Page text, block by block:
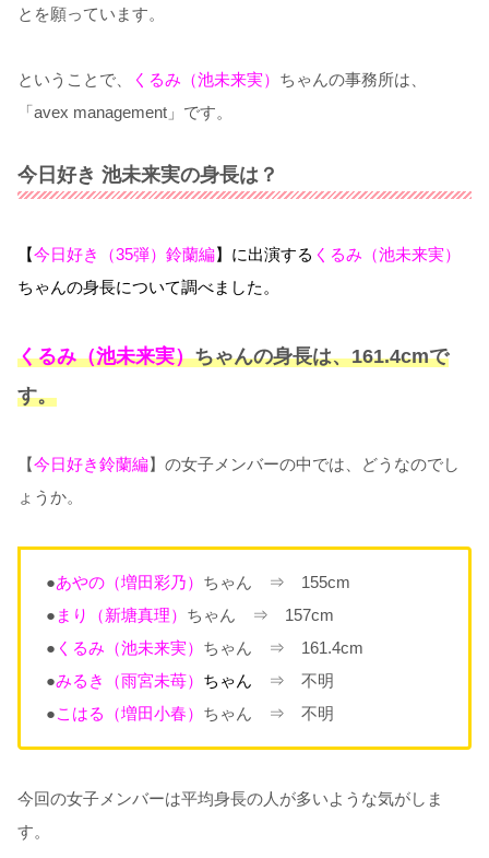
とを願っています。
ということで、 くるみ（池未来実） ちゃんの事務所は、
「avex management」です。
今日好き 池未来実の身長は？
【今日好き（35弾）鈴蘭編】に出演する くるみ（池未来実）
ちゃんの身長について調べました。
くるみ（池未来実）ちゃんの身長は、161.4cmで
す。
【今日好き鈴蘭編】の女子メンバーの中では、どうなのでし
ょうか。
●あやの（増田彩乃） ちゃん ⇒ 155cm
● まり（新塘真理） ちゃん ⇒ 157cm
● くるみ（池未来実） ちゃん ⇒ 161.4cm
●みるき（雨宮未苺） ちゃん ⇒ 不明
●こはる（増田小春） ちゃん ⇒ 不明
今回の女子メンバーは平均身長の人が多いような気がしま
す。